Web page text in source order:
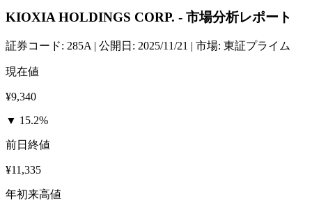
KIOXIA HOLDINGS CORP. - 市場分析レポート
証券コード: 285A | 公開日: 2025/11/21 | 市場: 東証プライム
現在値
¥9,340
▼ 15.2%
前日終値
¥11,335
年初来高値